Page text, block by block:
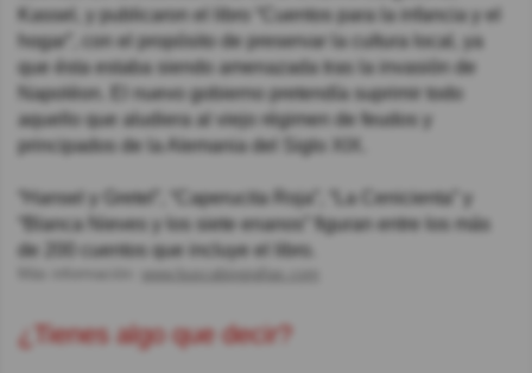
Kassel, y publicaron el libro “Cuentos para la infancia y el
hogar”, con el propósito de preservar la cultura local, ya
que ésta estaba siendo amenazada tras la invasión de
Napoléon. El nuevo gobierno pretendía suprimir todo
aquello que aludiera al viejo régimen de feudos y
principados de la Alemania del Siglo XIX.
“Hansel y Gretel”, “Caperucita Roja”, “La Cenicienta” y
“Blanca Nieves y los siete enanos” figuran entre los más
de 200 cuentos que incluye el libro.
¿Tienes algo que decir?